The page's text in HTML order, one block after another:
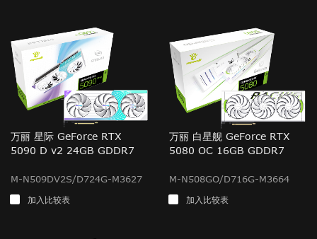
万丽 星际 GeForce RTX
5090 D v2 24GB GDDR7
M-N509DV2S/D724G-M3627
加入比较表
万丽 白星舰 GeForce RTX
5080 OC 16GB GDDR7
M-N508GO/D716G-M3664
加入比较表